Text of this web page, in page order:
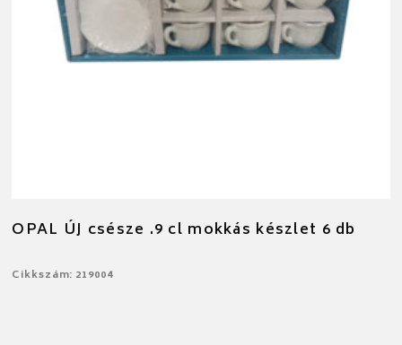
OPAL ÚJ csésze .9 cl mokkás készlet 6 db
Cikkszám: 219004